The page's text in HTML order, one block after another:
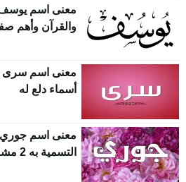
معنى اسم يوسف
والقرآن وأهم
أسماء دلع له
معنى اسم
التسمية به 2 مشاهير بالاسم